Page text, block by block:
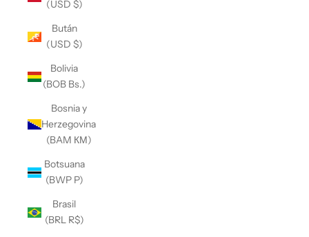
(USD $)
Bután
(USD $)
Bolivia
(BOB Bs.)
Bosnia y
Herzegovina
(BAM КМ)
Botsuana
(BWP P)
Brasil
(BRL R$)